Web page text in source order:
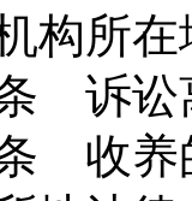
构所
诉讼
收养